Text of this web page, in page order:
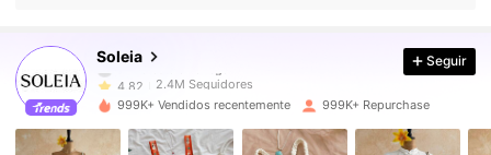
Soleia
4,82 2.4M Seguidores
4,82 2.4M Seguidores
Seguir
999K+ Vendidos recentemente 999K+ Repurchase